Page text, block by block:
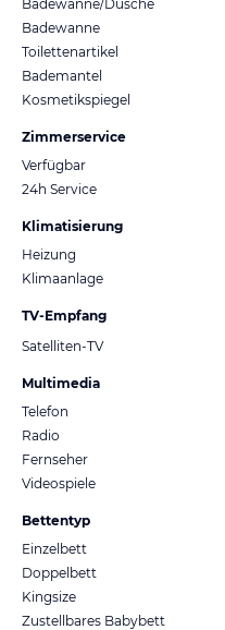
Badewanne/Dusche
Badewanne
Toilettenartikel
Bademantel
Kosmetikspiegel
Zimmerservice
Verfügbar
24h Service
Klimatisierung
Heizung
Klimaanlage
TV-Empfang
Satelliten-TV
Multimedia
Telefon
Radio
Fernseher
Videospiele
Bettentyp
Einzelbett
Doppelbett
Kingsize
Zustellbares Babybett